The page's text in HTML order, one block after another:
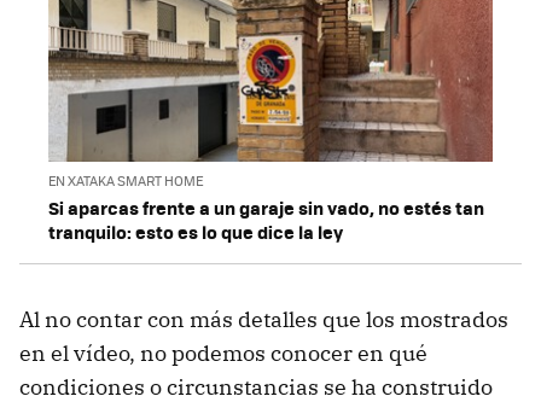
EN XATAKA SMART HOME
Si aparcas frente a un garaje sin vado, no estés tan
tranquilo: esto es lo que dice la ley
Al no contar con más detalles que los mostrados
en el vídeo, no podemos conocer en qué
condiciones o circunstancias se ha construido